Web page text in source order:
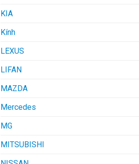
KIA
Kính
LEXUS
LIFAN
MAZDA
Mercedes
MG
MITSUBISHI